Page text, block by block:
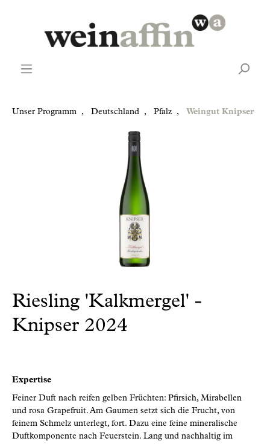
Unser Programm , Deutschland , Pfalz , Weingut Knipser
Riesling 'Kalkmergel' -
Knipser 2024
Expertise
Feiner Duft nach reifen gelben Früchten: Pfirsich, Mirabellen
und rosa Grapefruit. Am Gaumen setzt sich die Frucht, von
feinem Schmelz unterlegt, fort. Dazu eine feine mineralische
Duftkomponente nach Feuerstein. Lang und nachhaltig im